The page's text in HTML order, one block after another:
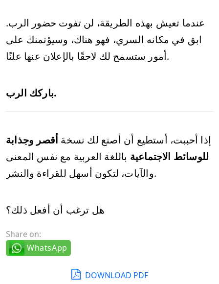
عندما تعيش بهذه الطريقة، لن تفوت حضور الرب.
ابق في مكانه السري، فهو هناك، وسيؤتمنك على
أمور ستسمح لك لاحقًا بالإعلان عنها علنًا.
باركك الرب.
إذا أحببت، أستطيع أن أصنع لك نسخة أقصر وجذابة
للوسائط الاجتماعية باللغة العربية مع نفس المعنى
والآيات، لتكون أسهل للقراءة والنشر.
هل ترغب أن أفعل ذلك؟
Share on:
WhatsApp
DOWNLOAD PDF